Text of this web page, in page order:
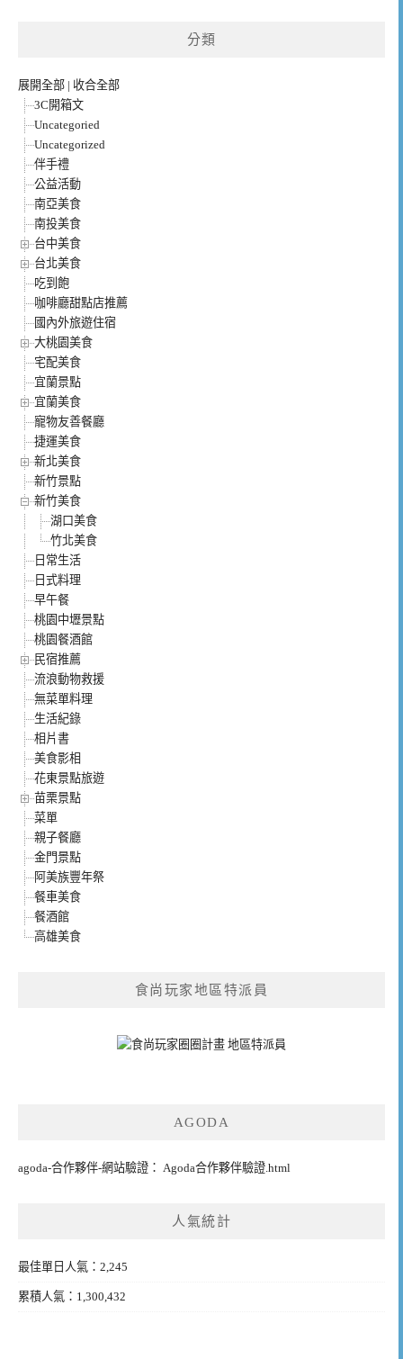
分類
展開全部 | 收合全部
3C開箱文
Uncategoried
Uncategorized
伴手禮
公益活動
南亞美食
南投美食
台中美食
台北美食
吃到飽
咖啡廳甜點店推薦
國內外旅遊住宿
大桃園美食
宅配美食
宜蘭景點
宜蘭美食
寵物友善餐廳
捷運美食
新北美食
新竹景點
新竹美食
湖口美食
竹北美食
日常生活
日式料理
早午餐
桃園中壢景點
桃園餐酒館
民宿推薦
流浪動物救援
無菜單料理
生活紀錄
相片書
美食影相
花東景點旅遊
苗栗景點
菜單
親子餐廳
金門景點
阿美族豐年祭
餐車美食
餐酒館
高雄美食
食尚玩家地區特派員
AGODA
agoda-合作夥伴-網站驗證： Agoda合作夥伴驗證.html
人氣統計
最佳單日人氣：2,245
累積人氣：1,300,432